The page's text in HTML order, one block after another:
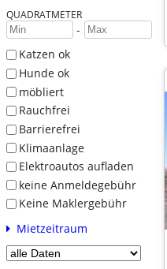
QUADRATMETER
-
Katzen ok
Hunde ok
möbliert
Rauchfrei
Barrierefrei
Klimaanlage
Elektroautos aufladen
keine Anmeldegebühr
Keine Maklergebühr
Mietzeitraum